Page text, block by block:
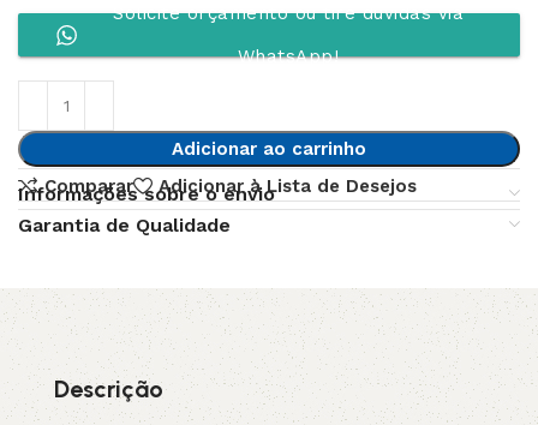
Solicite orçamento ou tire dúvidas via
WhatsApp!
Adicionar ao carrinho
Comparar
Adicionar à Lista de Desejos
Informações sobre o envio
Garantia de Qualidade
Descrição